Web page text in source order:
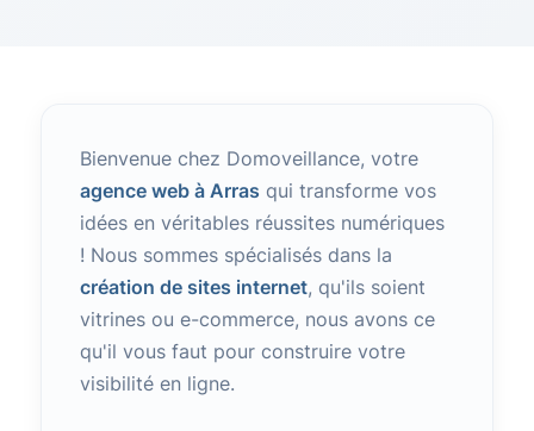
Bienvenue chez Domoveillance, votre
agence web à Arras qui transforme vos
idées en véritables réussites numériques
! Nous sommes spécialisés dans la
création de sites internet, qu'ils soient
vitrines ou e-commerce, nous avons ce
qu'il vous faut pour construire votre
visibilité en ligne.